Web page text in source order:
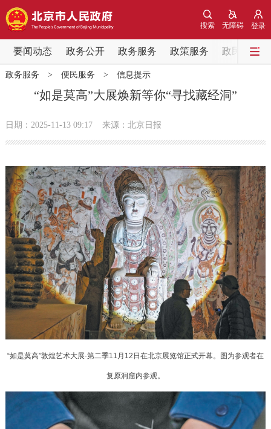
登录
无障碍
搜索
要闻动态 政务公开 政务服务 政策服务 政民互动
要闻动态
党中央精神 国务院信息
政务公开
市领导 机构职能 政策服务
政策兑现 政策解读 回应关切
决策公开 专题公开
政务服务
中介服务 阳光政务
政务服务 > 便民服务 > 信息提示
“如是莫高”大展焕新等你“寻找藏经洞”
日期：2025-11-13 09:17 来源：北京日报
“如是莫高”敦煌艺术大展·第二季11月12日在北京展览馆正式开幕。图为参观者在
复原洞窟内参观。